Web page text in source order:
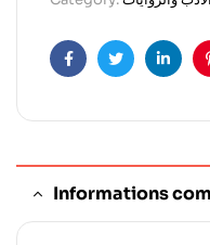
FacebookTwitter
Informations